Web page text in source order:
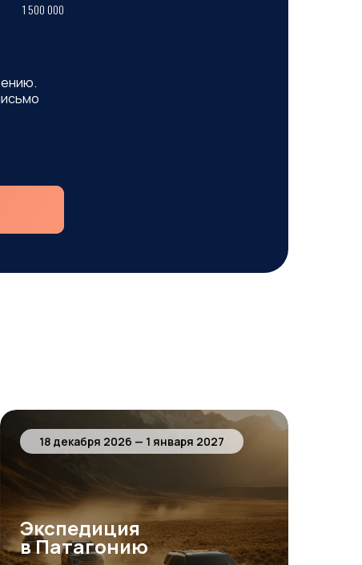
1 500 000
Экспедиция
в Патагонию
18 декабря 2026 — 1 января 2027